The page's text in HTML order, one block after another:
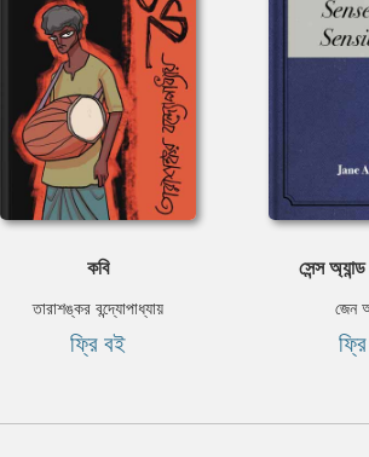
কবি
তারাশঙ্কর বন্দ্যোপাধ্যায়
ফ্রি বই
সেন্স অ্যান্ড
জেন